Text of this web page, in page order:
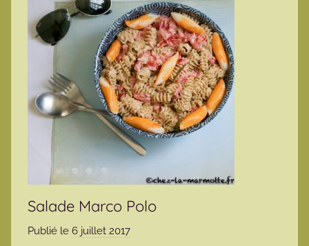
Salade Marco Polo
Publié le 6 juillet 2017